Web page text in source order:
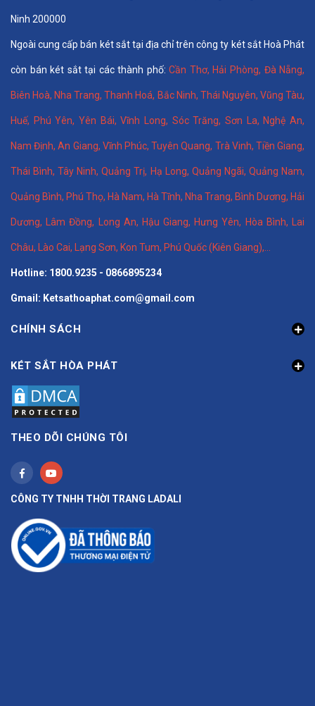
Ninh 200000
Ngoài cung cấp bán két sắt tại địa chỉ trên công ty két sắt Hoà Phát
còn bán két sắt tại các thành phố:Cần Thơ, Hải Phòng, Đà Nẵng,
Biên Hoà, Nha Trang,Thanh Hoá, Bắc Ninh, Thái Nguyên, Vũng Tàu,
Huế, Phú Yên,Yên Bái,Vĩnh Long, Sóc Trăng,Sơn La, Nghệ An,
Nam Định,An Giang, Vĩnh Phúc,Tuyên Quang, Trà Vinh, Tiền Giang,
Thái Bình,Tây Ninh,Quảng Trị, Hạ Long, Quảng Ngãi, Quảng Nam,
Quảng Bình, Phú Thọ, Hà Nam, Hà Tĩnh, Nha Trang, Bình Dương, Hải
Dương, Lâm Đồng, Long An, Hậu Giang, Hưng Yên, Hòa Bình, Lai
Châu, Lào Cai, Lạng Sơn, Kon Tum, Phú Quốc (Kiên Giang),...
Hotline: 1800.9235 - 0866895234
Gmail: Ketsathoaphat.com@gmail.com
CHÍNH SÁCH
KÉT SẮT HÒA PHÁT
THEO DÕI CHÚNG TÔI
CÔNG TY TNHH THỜI TRANG LADALI